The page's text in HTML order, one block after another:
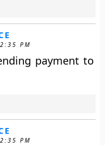
PM
payment to
PM